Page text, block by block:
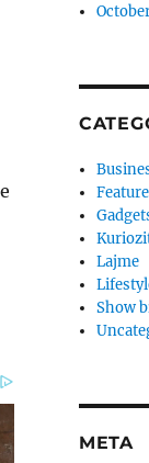
Lajme
Show
META